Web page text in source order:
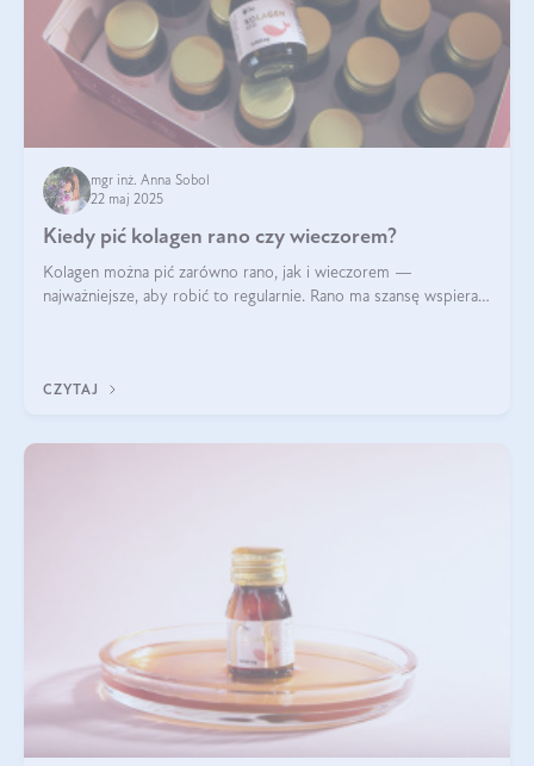
mgr inż. Anna Sobol
22 maj 2025
Kiedy pić kolagen rano czy wieczorem?
Kolagen można pić zarówno rano, jak i wieczorem —
najważniejsze, aby robić to regularnie. Rano ma szansę wspierać
CZYTAJ